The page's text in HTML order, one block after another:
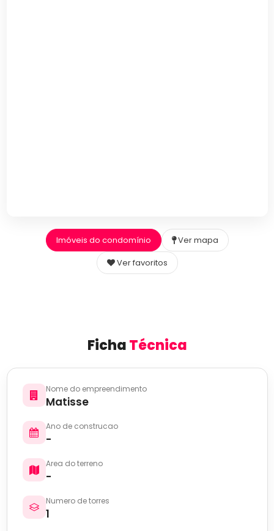
Imóveis do condomínio
Ver mapa
Ver favoritos
FichaTécnica
Nome do empreendimento
Matisse
Ano de construcao
-
Area do terreno
-
Numero de torres
1